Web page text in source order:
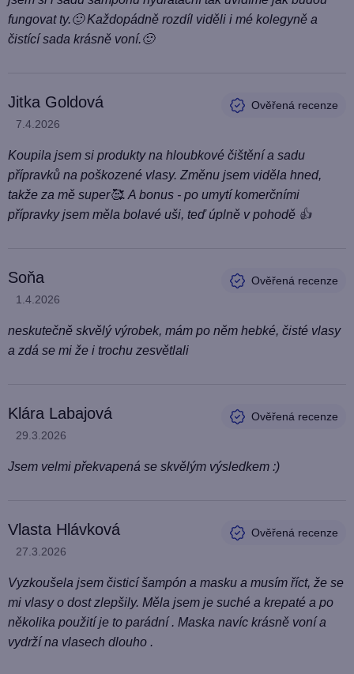
fungovat ty.🙂 Každopádně rozdíl viděli i mé kolegyně a
čistící sada krásně voní.🙂
Jitka Goldová
Hodnocení produktu je 5 z 5 hvězdiček.
7.4.2026
Koupila jsem si produkty na hloubkové čištění a sadu
přípravků na poškozené vlasy. Změnu jsem viděla hned,
takže za mě super🥰. A bonus - po umytí komerčními
přípravky jsem měla bolavé uši, teď úplně v pohodě 👍
Soňa
Hodnocení produktu je 5 z 5 hvězdiček.
1.4.2026
neskutečně skvělý výrobek, mám po něm hebké, čisté vlasy
a zdá se mi že i trochu zesvětlali
Klára Labajová
Hodnocení produktu je 5 z 5 hvězdiček.
29.3.2026
Jsem velmi překvapená se skvělým výsledkem :)
Vlasta Hlávková
Hodnocení produktu je 5 z 5 hvězdiček.
27.3.2026
Vyzkoušela jsem čisticí šampón a masku a musím říct, že se
mi vlasy o dost zlepšily. Měla jsem je suché a krepaté a po
několika použití je to parádní . Maska navíc krásně voní a
vydrží na vlasech dlouho .